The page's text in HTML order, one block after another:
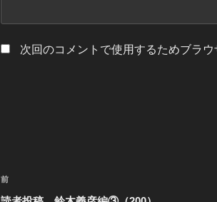
次回のコメントで使用するためブラ
投
過
去
前